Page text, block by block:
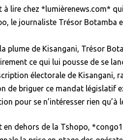
à lire chez *lumièrenews.com*
le journaliste Trésor Botamba
plume de Kisangani, Trésor
ce qui lui pousse de se
électorale de Kisangani,
de briguer ce mandat législatif
pour se n’intéresser rien qu’à
en dehors de la Tshopo,